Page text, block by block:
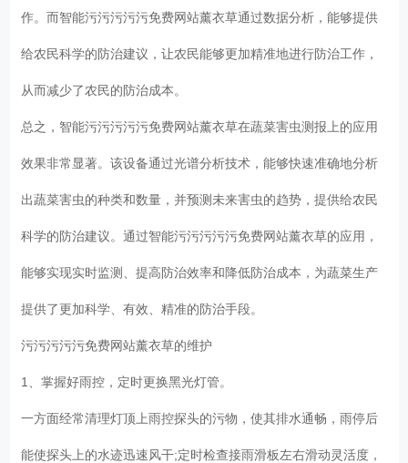
作。而智能污污污污污免费网站薰衣草通过数据分析，能够提供
给农民科学的防治建议，让农民能够更加精准地进行防治工作，
从而减少了农民的防治成本。
总之，智能污污污污污免费网站薰衣草在蔬菜害虫测报上的应用
效果非常显著。该设备通过光谱分析技术，能够快速准确地分析
出蔬菜害虫的种类和数量，并预测未来害虫的趋势，提供给农民
科学的防治建议。通过智能污污污污污免费网站薰衣草的应用，
能够实现实时监测、提高防治效率和降低防治成本，为蔬菜生产
提供了更加科学、有效、精准的防治手段。
污污污污污免费网站薰衣草的维护
1、掌握好雨控，定时更换黑光灯管。
一方面经常清理灯顶上雨控探头的污物，使其排水通畅，雨停后
能使探头上的水迹迅速风干;定时检查接雨滑板左右滑动灵活度，